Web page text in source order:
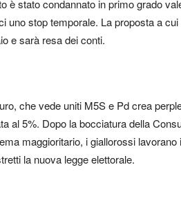
è stato condannato in primo grado
uno stop temporale. La proposta a
e sarà resa dei conti.
che vede uniti M5S e Pd crea
al 5%. Dopo la bocciatura della
maggioritario, i giallorossi
la nuova legge elettorale.